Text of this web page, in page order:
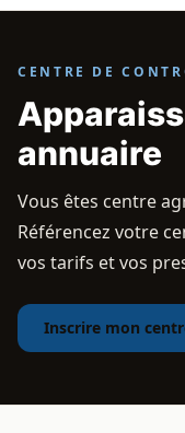
CENTRE DE
annuaire
Vous êtes centre
Référencez votre
vos tarifs et vos
Inscrire mon